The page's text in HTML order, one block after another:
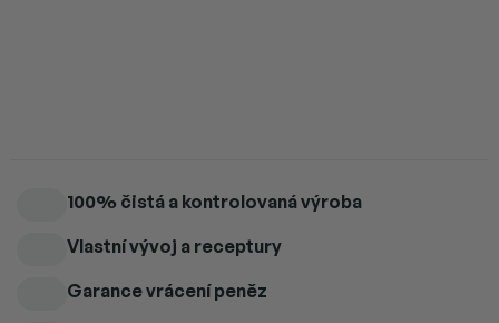
100% čistá a kontrolovaná výroba
Vlastní vývoj a receptury
Garance vrácení peněz